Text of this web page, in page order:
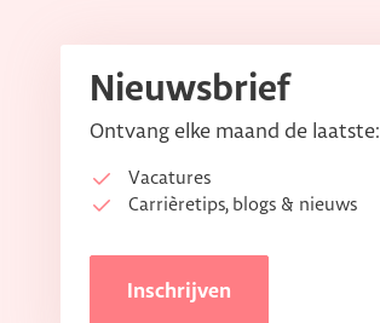
Nieuwsbrief
Ontvang elke maand de laatste:
Vacatures
Carrièretips, blogs & nieuws
Inschrijven